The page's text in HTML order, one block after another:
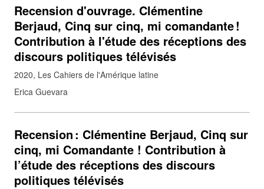
Recension d'ouvrage. Clémentine
Berjaud, Cinq sur cinq, mi comandante !
Contribution à l'étude des réceptions des
discours politiques télévisés
2020 Les Cahiers de l'Amérique latine
Erica Guevara
Recension : Clémentine Berjaud, Cinq sur
cinq, mi Comandante ! Contribution à
l’étude des réceptions des discours
politiques télévisés